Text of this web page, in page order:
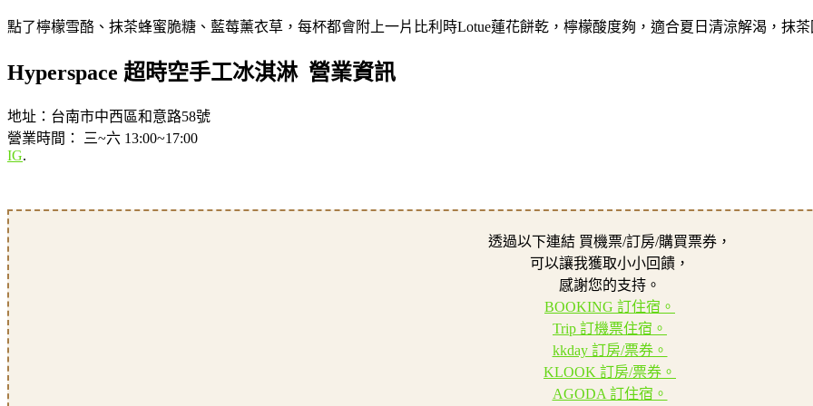
點了檸檬雪酪、抹茶蜂蜜脆糖、藍莓薰衣草，每杯都會附上一片比利時Lotue蓮花餅乾，檸檬酸度夠，適合夏日清涼解渴，抹茶
Hyperspace 超時空手工冰淇淋 營業資訊
地址：台南市中西區和意路58號
營業時間： 三~六 13:00~17:00
IG.
透過以下連結 買機票/訂房/購買票券，
可以讓我獲取小小回饋，
感謝您的支持。
BOOKING 訂住宿。
Trip 訂機票住宿。
kkday 訂房/票券。
KLOOK 訂房/票券。
AGODA 訂住宿。